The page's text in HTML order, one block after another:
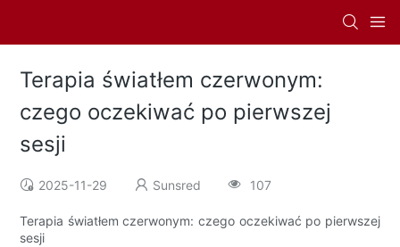
Terapia światłem czerwonym:
czego oczekiwać po pierwszej
sesji
2025-11-29 Sunsred 107
Terapia światłem czerwonym: czego oczekiwać po pierwszej
sesji